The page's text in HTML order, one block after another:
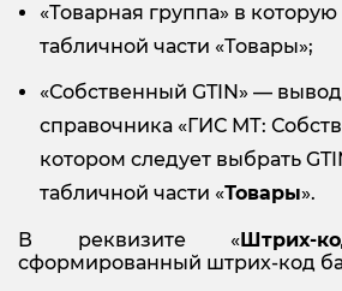
«Товарная группа» в
табличной части «Товары»;
«Собственный GTIN» —
справочника «ГИС МТ:
котором следует выбрать
табличной части «Товары».
В реквизите « Штрих-
сформированный штрих-код